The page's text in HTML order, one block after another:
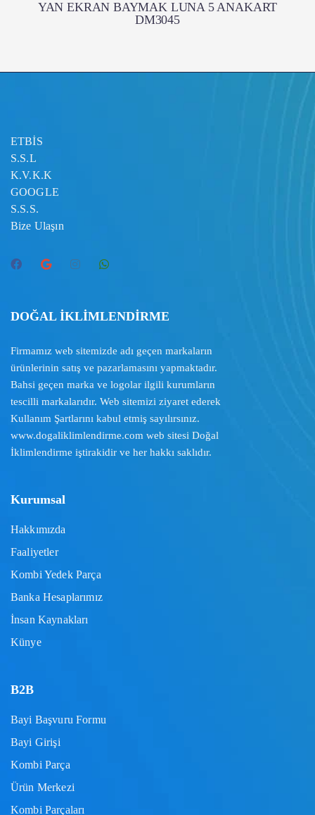
YAN EKRAN BAYMAK LUNA 5 ANAKART
DM3045
ETBİS
S.S.L
K.V.K.K
GOOGLE
S.S.S.
Bize Ulaşın
DOĞAL İKLİMLENDİRME
Firmamız web sitemizde adı geçen markaların
ürünlerinin satış ve pazarlamasını yapmaktadır.
Bahsi geçen marka ve logolar ilgili kurumların
tescilli markalarıdır. Web sitemizi ziyaret ederek
Kullanım Şartlarını kabul etmiş sayılırsınız.
www.dogaliklimlendirme.com web sitesi Doğal
İklimlendirme iştirakidir ve her hakkı saklıdır.
Kurumsal
Hakkımızda
Faaliyetler
Kombi Yedek Parça
Banka Hesaplarımız
İnsan Kaynakları
Künye
B2B
Bayi Başvuru Formu
Bayi Girişi
Kombi Parça
Ürün Merkezi
Kombi Parçaları